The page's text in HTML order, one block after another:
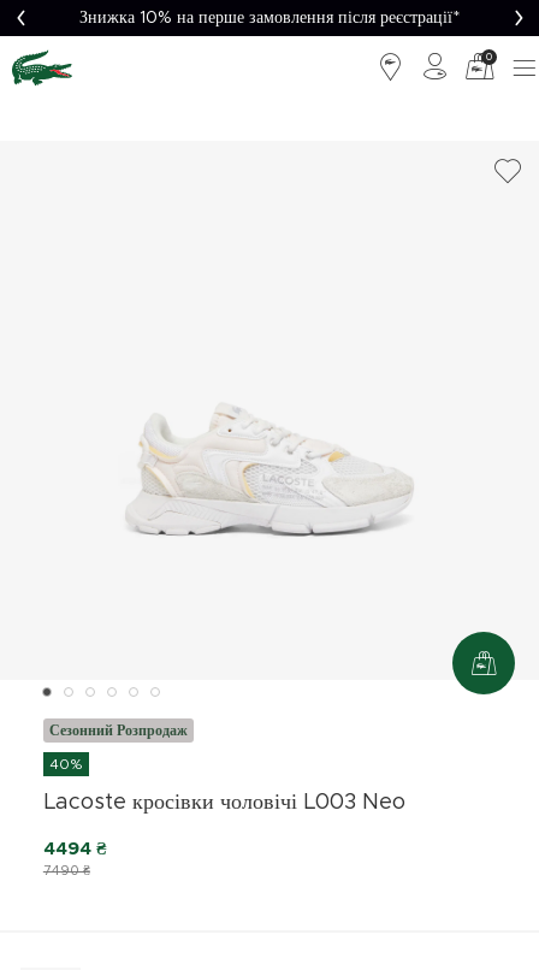
Знижка 10% на перше замовлення після реєстрації*
0
Сезонний Розпродаж
40%
Lacoste кросівки чоловічі L003 Neo
7490 ₴
4494 ₴